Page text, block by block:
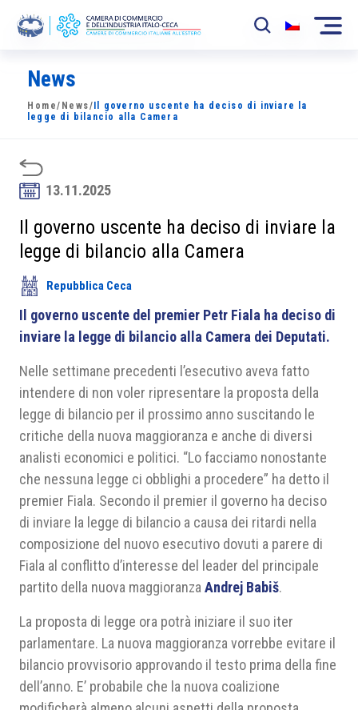
La Camera
News
Sviluppo Mercato
Soci
Partner
Progetti
Area riservata
News
Home/ News/ Il governo uscente ha deciso di inviare la
legge di bilancio alla Camera
13.11.2025
Il governo uscente ha deciso di inviare la
legge di bilancio alla Camera
Repubblica Ceca
Il governo uscente del premier Petr Fiala ha deciso di
inviare la legge di bilancio alla Camera dei Deputati.
Nelle settimane precedenti l’esecutivo aveva fatto
intendere di non voler ripresentare la proposta della
legge di bilancio per il prossimo anno suscitando le
critiche della nuova maggioranza e anche di diversi
analisti economici e politici. “Lo facciamo nonostante
che nessuna legge ci obblighi a procedere” ha detto il
premier Fiala. Secondo il premier il governo ha deciso
di inviare la legge di bilancio a causa dei ritardi nella
composizione del nuovo esecutivo dovuti a parere di
Fiala al conflitto d’interesse del leader del principale
partito della nuova maggioranza Andrej Babiš.
La proposta di legge ora potrà iniziare il suo iter
parlamentare. La nuova maggioranza vorrebbe evitare il
bilancio provvisorio approvando il testo prima della fine
dell’anno. E’ probabile che la nuova coalizione